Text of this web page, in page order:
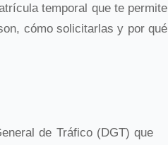
temporal que te permite
cómo solicitarlas y por qué
de Tráfico (DGT) que